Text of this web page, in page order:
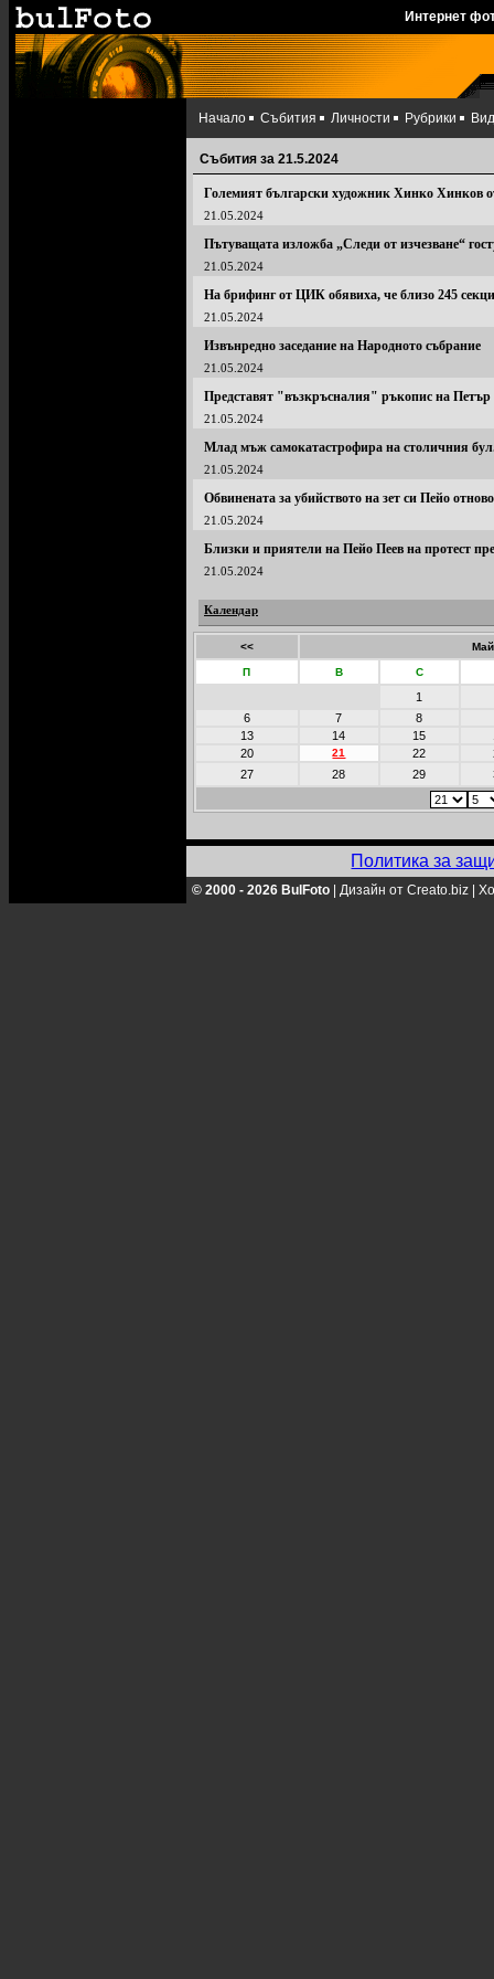
Интернет
Начало Събития Личности Рубрики
Събития за 21.5.2024
Големият български художник Хинко Хинков
21.05.2024
Пътуващата изложба „Следи от изчезване“
21.05.2024
На брифинг от ЦИК обявиха, че близо 245
21.05.2024
Извънредно заседание на Народното събрание
21.05.2024
Представят "възкръсналия" ръкопис на Петър
21.05.2024
Млад мъж самокатастрофира на столичния
21.05.2024
Обвинената за убийството на зет си Пейо
21.05.2024
Близки и приятели на Пейо Пеев на протест
21.05.2024
Календар
<<
П В С
1
6
7
8
13
14 15
20
21 22
27
28 29
Политика за
© 2000 - 2026 BulFoto Дизайн от Creato.biz